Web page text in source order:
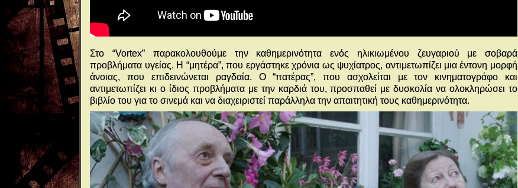
Στο “Vortex” παρακολουθούμε την καθημερινότητα ενός ηλικιωμένου ζευγαριού με σοβαρά
προβλήματα υγείας. Η “μητέρα”, που εργάστηκε χρόνια ως ψυχίατρος, αντιμετωπίζει μια έντονη μορφή
άνοιας, που επιδεινώνεται ραγδαία. Ο “πατέρας”, που ασχολείται με τον κινηματογράφο και
αντιμετωπίζει κι ο ίδιος προβλήματα με την καρδιά του, προσπαθεί με δυσκολία να ολοκληρώσει το
βιβλίο του για το σινεμά και να διαχειριστεί παράλληλα την απαιτητική τους καθημερινότητα.